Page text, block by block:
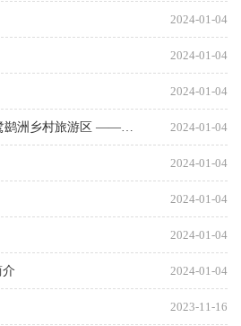
2024-01-04
2024-01-04
2024-01-04
2024-01-04
广西四星级乡村旅游区鹭鹚洲乡村旅游区 ——田园渔家 最忆鹭鹚
2024-01-04
2024-01-04
2024-01-04
2024-01-04
介
2023-11-16